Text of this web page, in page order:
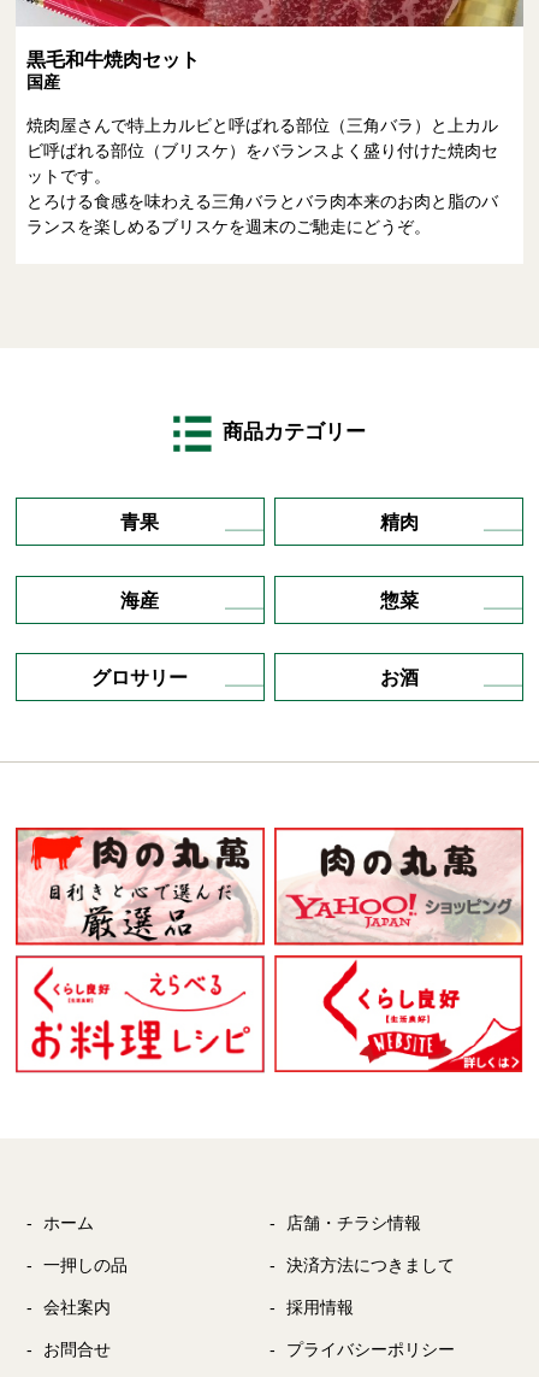
黒毛和牛焼肉セット
国産
焼肉屋さんで特上カルビと呼ばれる部位（三角バラ）と上カル
ビ呼ばれる部位（ブリスケ）をバランスよく盛り付けた焼肉セ
ットです。
とろける食感を味わえる三角バラとバラ肉本来のお肉と脂のバ
ランスを楽しめるブリスケを週末のご馳走にどうぞ。
商品カテゴリー
青果 精肉
海産 惣菜
グロサリー お酒
ホーム 店舗・チラシ情報
一押しの品 決済方法につきまして
会社案内 採用情報
お問合せ プライバシーポリシー